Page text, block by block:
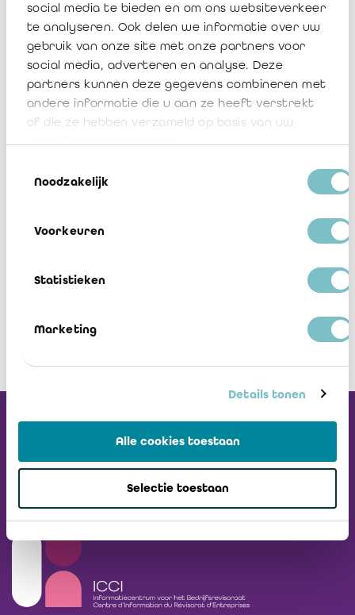
social media te bieden en om ons websiteverkeer
te analyseren. Ook delen we informatie over uw
gebruik van onze site met onze partners voor
social media, adverteren en analyse. Deze
partners kunnen deze gegevens combineren met
andere informatie die u aan ze heeft verstrekt
of die ze hebben verzameld op basis van uw
Noodzakelijk
Voorkeuren
Statistieken
Marketing
Details tonen
Alle cookies toestaan
Selectie toestaan
12 februari 2024 : General overview of the EU Taxonomy
27 februari 2024 : The G as a driver of sustainable value
creation
11 maart 2024 : What is the role of the financial
intermediaries when building a sustainable future?
requirements and how to get ready
workshops zijn voor iedereen toegankelijk, maar het aantal
Ontvang onze
Nieuwsbrief
Ga naar ICCI website